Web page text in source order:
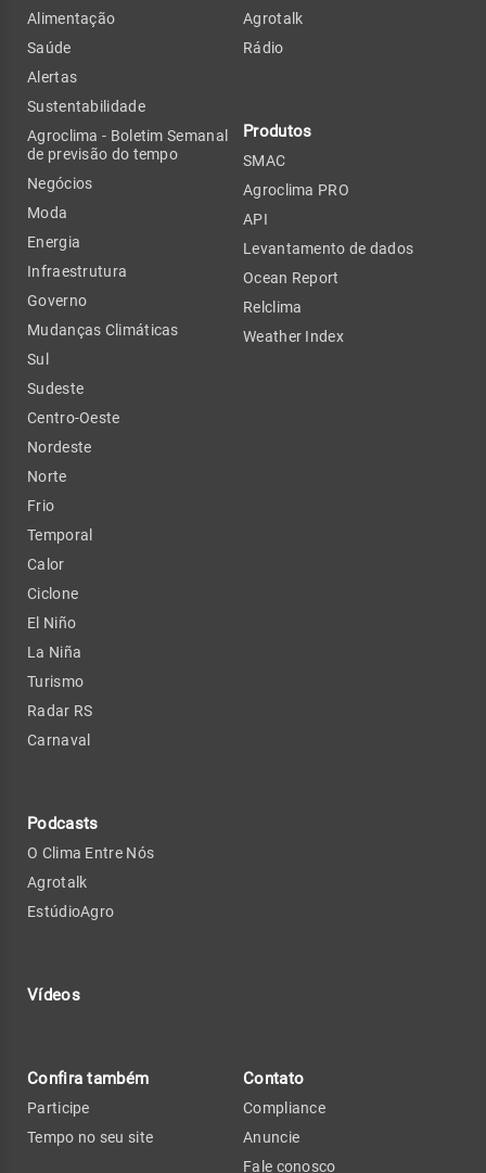
Alimentação
Saúde
Alertas
Sustentabilidade
Agroclima - Boletim Semanal
de previsão do tempo
Negócios
Moda
Energia
Infraestrutura
Governo
Mudanças Climáticas
Sul
Sudeste
Centro-Oeste
Nordeste
Norte
Frio
Temporal
Calor
Ciclone
El Niño
La Niña
Turismo
Radar RS
Carnaval
Podcasts
O Clima Entre Nós
Agrotalk
EstúdioAgro
Vídeos
Agrotalk
Rádio
Produtos
SMAC
Agroclima PRO
API
Levantamento de dados
Ocean Report
Relclima
Weather Index
Confira também
Participe
Tempo no seu site
Contato
Compliance
Anuncie
Fale conosco